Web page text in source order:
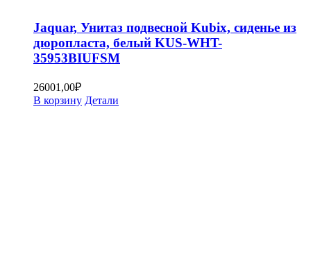
Jaquar, Унитаз подвесной Kubix, сиденье из
дюропласта, белый KUS-WHT-
35953BIUFSM
26001,00₽
В корзину Детали